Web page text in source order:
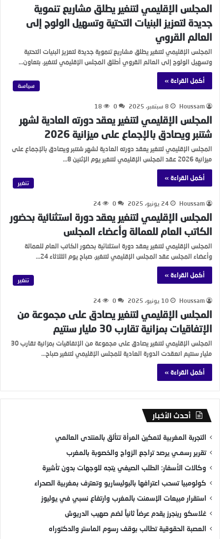
المجلس الإقليمي لتنغير يطلق مشاريع تنموية
جديدة لتعزيز البنيات التحتية وتسهيل الولوج إلى
العالم القروي
المجلس الإقليمي لتنغير يطلق مشاريع تنموية جديدة لتعزيز البنيات التحتية
وتسهيل الولوج إلى العالم القروي أطلق المجلس الإقليمي لتنغير، بتعاون…
أكمل القراءة »
سياسة
Houssam 8 سبتمبر، 2025 0
18
المجلس الإقليمي لتنغير يعقد دورته العادية لشهر
شتنبر ويصادق بالإجماع على ميزانية 2026
المجلس الإقليمي لتنغير يعقد دورته العادية لشهر شتنبر ويصادق بالإجماع على
ميزانية 2026 عقد المجلس الإقليمي لتنغير يوم الإثنين 8…
أكمل القراءة »
تنغير
Houssam 24 يونيو، 2025 0
24
المجلس الإقليمي لتنغير يعقد دورة استثنائية بحضور
الكاتب العام للعمالة وأعضاء المجلس
المجلس الإقليمي لتنغير يعقد دورة استثنائية بحضور الكاتب العام للعمالة
وأعضاء المجلس عقد المجلس الإقليمي لتنغير، صباح يوم الثلاثاء 24…
أكمل القراءة »
تنغير
Houssam 10 يونيو، 2025 0
24
المجلس الإقليمي لتنغير يصادق على مجموعة من
الإتفاقيات بمزانية تقارب 30 مليار سنتيم
المجلس الإقليمي لتنغير يصادق على مجموعة من الإتفاقيات بمزانية تقارب 30
مليار سنتيم انعقدت الدورة العادية للمجلس الإقليمي لتنغير صباح…
أكمل القراءة »
أحدث الأخبار
التجربة المغربية لتمكين المرأة تتألق بالمنتدى العالمي
تقرير رسمـي يرصد تراجع الزواج والخصوبة بالمغرب
وكالات الأسفار: الطلب الصيفي يتجه للوجهات بدون تأشيرة
كولومبيا تسحب اعترافها بالبوليساريو وتعترف بمغربية الصحراء
استقرار مبيعات الإسمنت بالمغرب وارتفاع نسبي في يوليوز
غلاسكو رينجرز يقدم عرضاً ثانياً لضم صهيب الدريوش
العصبة الحقوقية تطالب بوقف رسوم الماستر والدكتوراه